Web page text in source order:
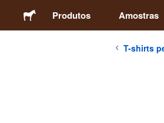
Produtos Amostras
T-shirts